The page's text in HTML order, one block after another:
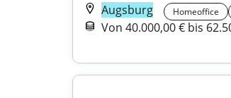
Augsburg
Homeoffice
Von 40.000,00 € bis